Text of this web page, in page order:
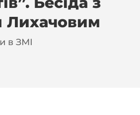
Лихачовим
в ЗМІ